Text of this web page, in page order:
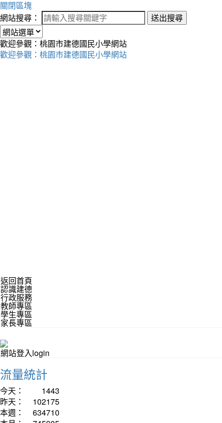
關閉區塊
網站搜尋：
送出搜尋
歡迎參觀：桃園市建德國民小學網站
歡迎參觀：桃園市建德國民小學網站
返回首頁
認識建德
行政服務
教師專區
學生專區
家長專區
網站登入login
流量統計
今天：
1443
昨天：
102175
本週：
634710